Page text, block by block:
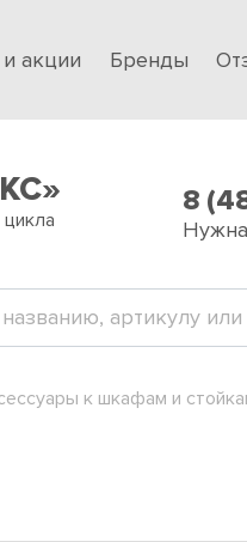
акции Бренды
8
к шкафам и